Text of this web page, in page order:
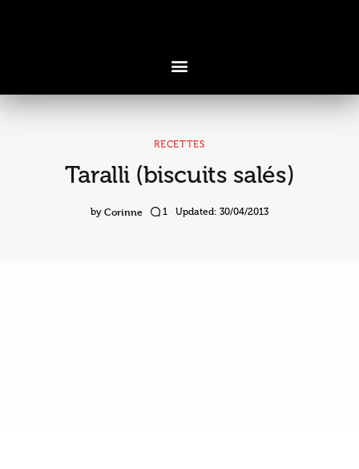
Voyages & Saveurs
Art & Design
RECETTES
Taralli (biscuits salés)
by Corinne 1 Updated: 30/04/2013